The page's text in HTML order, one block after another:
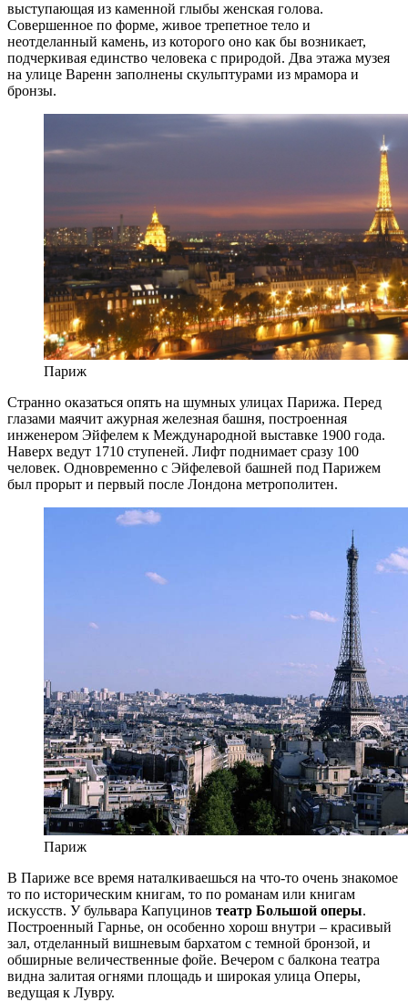
выступающая из каменной глыбы женская голова.
Совершенное по форме, живое трепетное тело и
неотделанный камень, из которого оно как бы возникает,
подчеркивая единство человека с природой. Два этажа музея
на улице Варенн заполнены скульптурами из мрамора и
бронзы.
Париж
Странно оказаться опять на шумных улицах Парижа. Перед
глазами маячит ажурная железная башня, построенная
инженером Эйфелем к Международной выставке 1900 года.
Наверх ведут 1710 ступеней. Лифт поднимает сразу 100
человек. Одновременно с Эйфелевой башней под Парижем
был прорыт и первый после Лондона метрополитен.
Париж
В Париже все время наталкиваешься на что-то очень знакомое
то по историческим книгам, то по романам или книгам
искусств. У бульвара Капуцинов театр Большой оперы.
Построенный Гарнье, он особенно хорош внутри – красивый
зал, отделанный вишневым бархатом с темной бронзой, и
обширные величественные фойе. Вечером с балкона театра
видна залитая огнями площадь и широкая улица Оперы,
ведущая к Лувру.